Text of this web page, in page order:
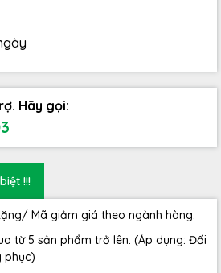
Hãy gọi:
!!!
Mã giảm giá theo ngành hàng.
từ 5 sản phẩm trở lên. (Áp dụng: Đối
phục)